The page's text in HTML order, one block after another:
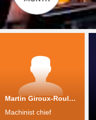
Martin Giroux-Rouleau
Machinist chief